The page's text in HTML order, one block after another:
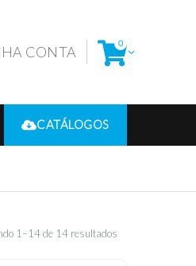
CONTA 0
CATÁLOGOS
1–14 de 14 resultados